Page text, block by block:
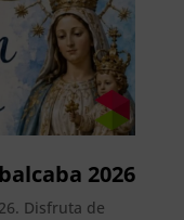
2026
Disfruta de